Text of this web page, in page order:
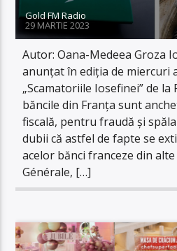
Gold FM Radio
29 MARTIE 2023
Autor: Oana-Medeea Groza
anunțat în ediția de miercuri
„Scamatoriile Iosefinei” de la
băncile din Franța sunt
fiscală, pentru fraudă și
dubii că astfel de fapte se
acelor bănci franceze din
Générale, […]